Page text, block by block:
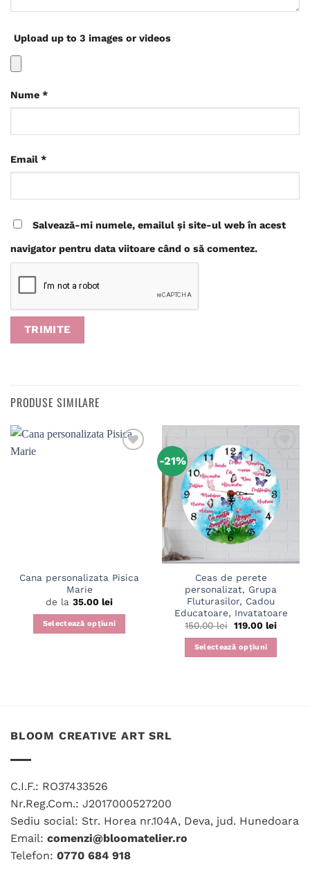
Upload up to 3 images or videos
Nume *
Email *
Salvează-mi numele, emailul și site-ul web în acest
navigator pentru data viitoare când o să comentez.
PRODUSE SIMILARE
Cana personalizata Pisica
Marie
de la 35.00 lei
Selectează opțiuni
pot
în
pagina
produsului.
-21%
Ceas de perete
personalizat, Grupa
Fluturasilor, Cadou
Educatoare, Invatatoare
150.00lei Prețul
a
fost:
150.00 lei.
119.00leiPrețul
Selectează opțiuni
BLOOM CREATIVE ART SRL
C.I.F.: RO37433526
Nr.Reg.Com.: J2017000527200
Sediu social: Str. Horea nr.104A, Deva, jud. Hunedoara
Email: comenzi@bloomatelier.ro
Telefon: 0770 684 918